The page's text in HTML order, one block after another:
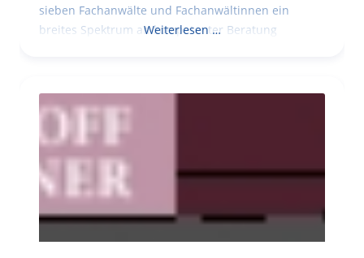
sieben Fachanwälte und Fachanwältinnen ein
breites Spektrum an kompetenter Beratung
Weiterlesen …